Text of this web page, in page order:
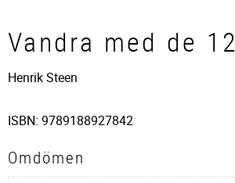
Vandra med de 12
Henrik Steen
ISBN: 9789188927842
Omdömen